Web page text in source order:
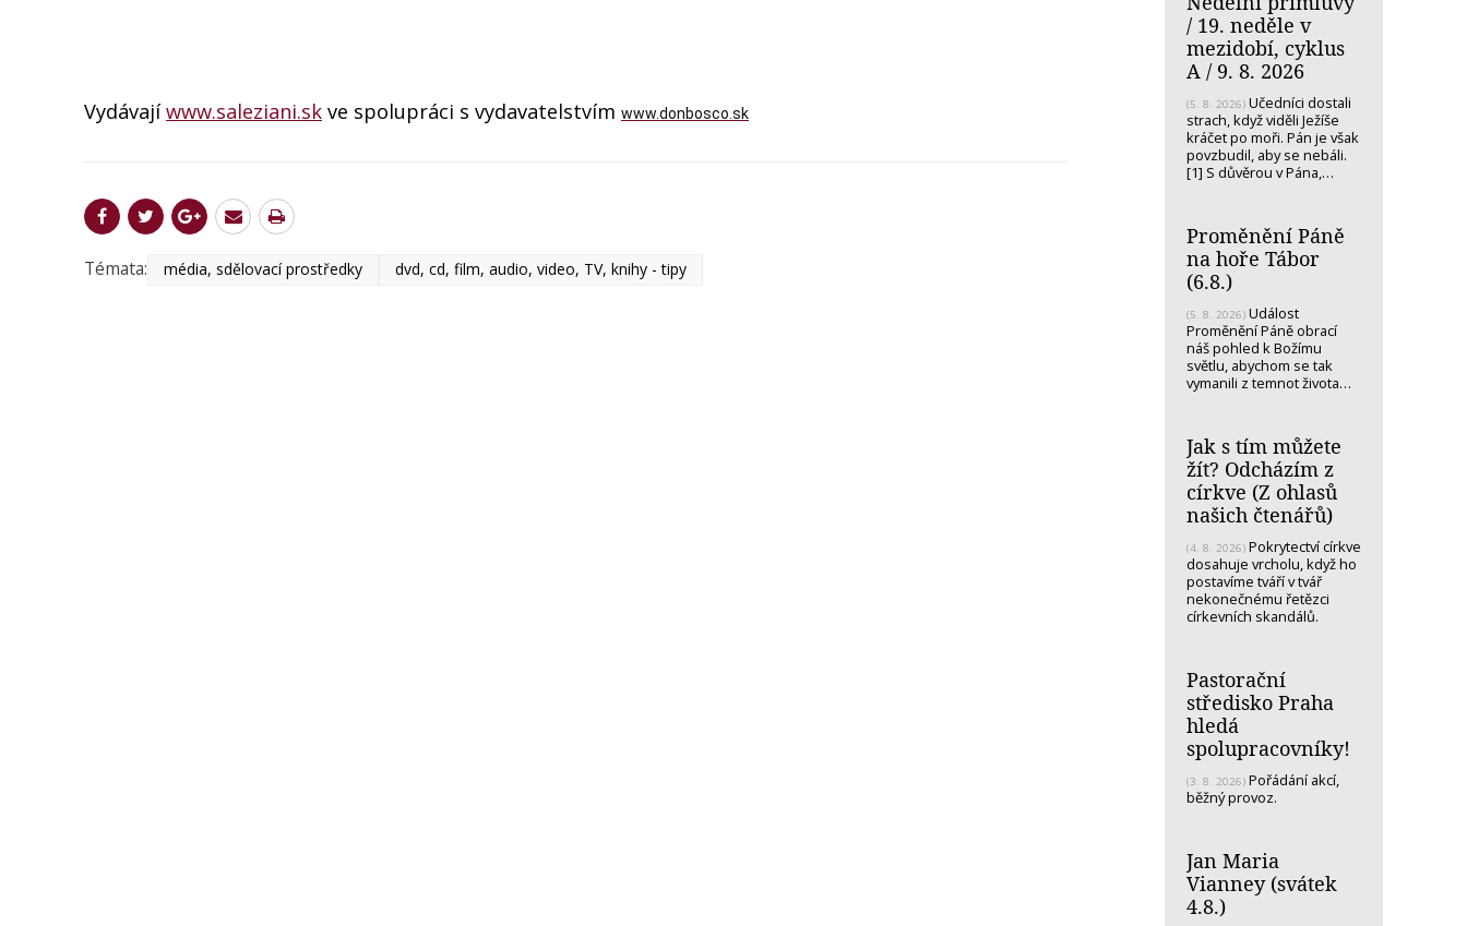
Vydávajíwww.saleziani.sk ve spolupráci s vydavatelstvím www.donbosco.sk
Témata: média, sdělovací prostředky dvd, cd, film, audio, video, TV, knihy - tipy
/ 19. neděle v
mezidobí, cyklus
A / 9. 8. 2026
(5. 8. 2026) Učedníci dostali
strach, když viděli Ježíše
kráčet po moři. Pán je však
povzbudil, aby se nebáli.
[1] S důvěrou v Pána,…
Proměnění Páně
na hoře Tábor
(6.8.)
(5. 8. 2026) Událost
Proměnění Páně obrací
náš pohled k Božímu
světlu, abychom se tak
vymanili z temnot života…
Jak s tím můžete
žít? Odcházím z
církve (Z ohlasů
našich čtenářů)
(4. 8. 2026) Pokrytectví církve
dosahuje vrcholu, když ho
postavíme tváří v tvář
nekonečnému řetězci
církevních skandálů.
Pastorační
středisko Praha
hledá
spolupracovníky!
(3. 8. 2026) Pořádání akcí,
běžný provoz.
Jan Maria
Vianney (svátek
4.8.)